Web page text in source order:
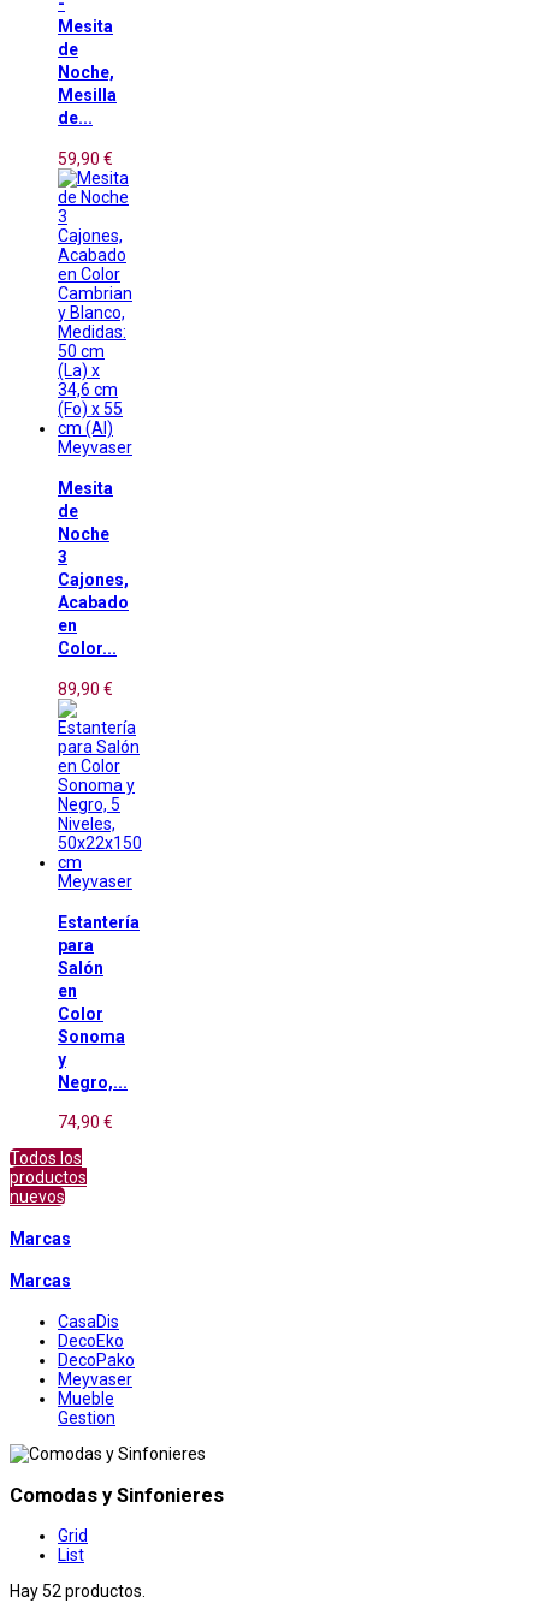
-
Mesita
de
Noche,
Mesilla
de...
59,90 €
Meyvaser
Mesita
de
Noche
3
Cajones,
Acabado
en
Color...
89,90 €
Meyvaser
Estantería
para
Salón
en
Color
Sonoma
y
Negro,...
74,90 €
Todos los
productos
nuevos
Marcas
Marcas
CasaDis
DecoEko
DecoPako
Meyvaser
Mueble
Gestion
Comodas y Sinfonieres
Grid
List
Hay 52 productos.